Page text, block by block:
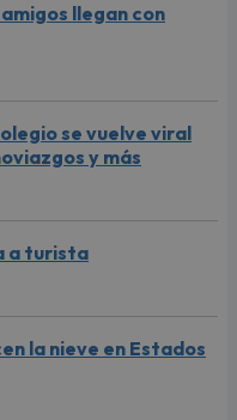
llegan con
se vuelve viral
y más
a turista
la nieve en Estados